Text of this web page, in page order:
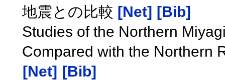
地震との比較 [Net] [Bib]
Studies of the Northern
Compared with the Northern
[Net] [Bib]